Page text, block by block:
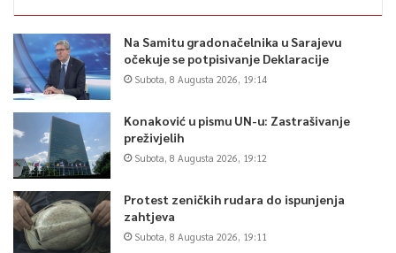
Na Samitu gradonačelnika u Sarajevu
očekuje se potpisivanje Deklaracije
Subota, 8 Augusta 2026, 19:14
Konaković u pismu UN-u: Zastrašivanje
preživjelih
Subota, 8 Augusta 2026, 19:12
Protest zeničkih rudara do ispunjenja
zahtjeva
Subota, 8 Augusta 2026, 19:11